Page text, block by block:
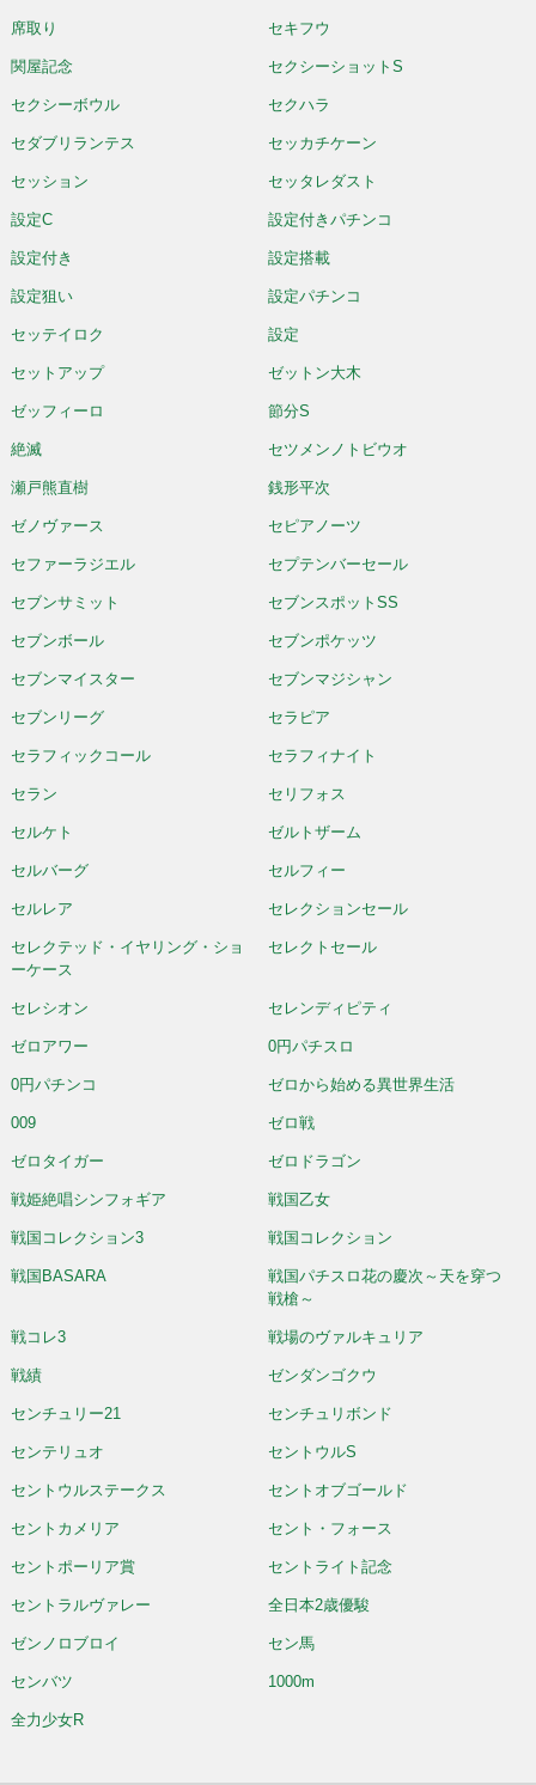
席取り セキフウ
関屋記念 セクシーショットS
セクシーボウル セクハラ
セダブリランテス セッカチケーン
セッション セッタレダスト
設定C 設定付きパチンコ
設定付き 設定搭載
設定狙い 設定パチンコ
セッテイロク 設定
セットアップ ゼットン大木
ゼッフィーロ 節分S
絶滅 セツメンノトビウオ
瀬戸熊直樹 銭形平次
ゼノヴァース セピアノーツ
セファーラジエル セプテンバーセール
セブンサミット セブンスポットSS
セブンボール セブンポケッツ
セブンマイスター セブンマジシャン
セブンリーグ セラピア
セラフィックコール セラフィナイト
セラン セリフォス
セルケト ゼルトザーム
セルバーグ セルフィー
セルレア セレクションセール
セレクテッド・イヤリング・ショ
ーケース
セレクトセール
セレシオン セレンディピティ
ゼロアワー 0円パチスロ
0円パチンコ ゼロから始める異世界生活
009 ゼロ戦
ゼロタイガー ゼロドラゴン
戦姫絶唱シンフォギア 戦国乙女
戦国コレクション3 戦国コレクション
戦国BASARA
戦国パチスロ花の慶次～天を穿つ
戦槍～
戦コレ3 戦場のヴァルキュリア
戦績 ゼンダンゴクウ
センチュリー21 センチュリボンド
センテリュオ セントウルS
セントウルステークス セントオブゴールド
セントカメリア セント・フォース
セントポーリア賞 セントライト記念
セントラルヴァレー 全日本2歳優駿
ゼンノロブロイ セン馬
センバツ 1000m
全力少女R